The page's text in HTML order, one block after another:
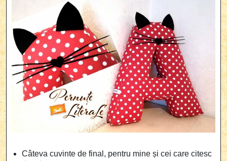
Câteva cuvinte de final, pentru mine și cei care citesc